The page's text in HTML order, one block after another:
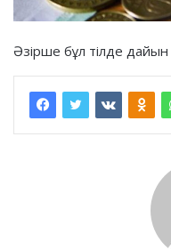
Әзірше бұл тілде